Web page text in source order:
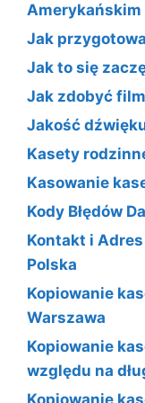
Amerykańskim
Jak
Jak to się
Jak zdobyć
Jakość
Kasety
Kasowanie
Kody Błędów
Kontakt i
Polska
Kopiowanie
Warszawa
Kopiowanie
względu na
Kopiowanie